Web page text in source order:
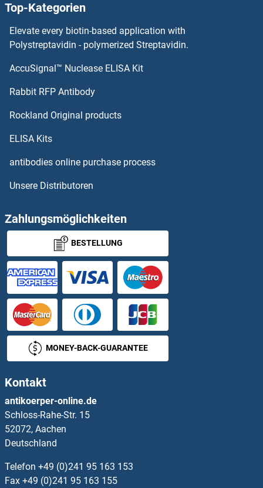
Top-Kategorien
Elevate every biotin-based application with
Polystreptavidin - polymerized Streptavidin.
AccuSignal™ Nuclease ELISA Kit
Rabbit RFP Antibody
Rockland Original products
ELISA Kits
antibodies online purchase process
Unsere Distributoren
Zahlungsmöglichkeiten
BESTELLUNG
MONEY-BACK-GUARANTEE
Kontakt
antikoerper-online.de
Schloss-Rahe-Str. 15
52072, Aachen
Deutschland
Telefon +49 (0)241 95 163 153
Fax +49 (0)241 95 163 155